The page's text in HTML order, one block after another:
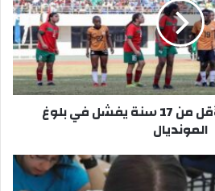
المنتخب النسوي لأقل من 17 سنة يفشل في بلوغ
المونديال